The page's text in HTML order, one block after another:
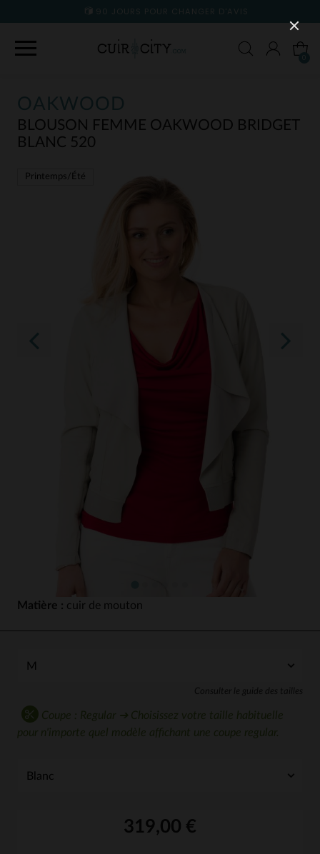
90 JOURS POUR CHANGER D'AVIS
OAKWOOD
BLOUSON FEMME OAKWOOD BRIDGET
BLANC 520
Printemps/Été
Matière : cuir de mouton
Consulter le guide des tailles
Coupe : Regular ➔ Choisissez votre taille habituelle
pour n'importe quel modèle affichant une coupe regular.
319,00 €